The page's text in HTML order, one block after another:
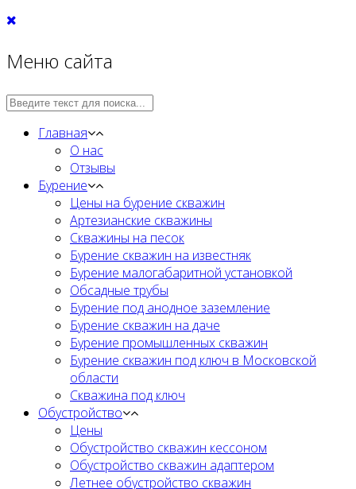
Меню сайта
Главная
О нас
Отзывы
Бурение
Цены на бурение скважин
Артезианские скважины
Скважины на песок
Бурение скважин на известняк
Бурение малогабаритной установкой
Обсадные трубы
Бурение под анодное заземление
Бурение скважин на даче
Бурение промышленных скважин
Бурение скважин под ключ в Московской
области
Скважина под ключ
Обустройство
Цены
Обустройство скважин кессоном
Обустройство скважин адаптером
Летнее обустройство скважин